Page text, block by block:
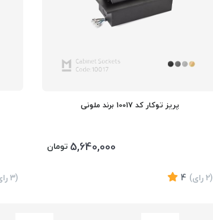
پریز توکار کد 10017 برند ملونی
5,640,000 تومان
(2 رای)
4
(3